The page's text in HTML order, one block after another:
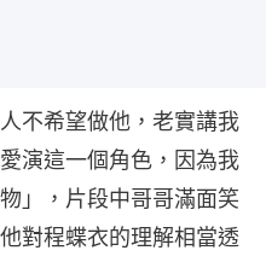
不希望做他，老實講我
演這一個角色，因為我
」，片段中哥哥滿面笑
對程蝶衣的理解相當透